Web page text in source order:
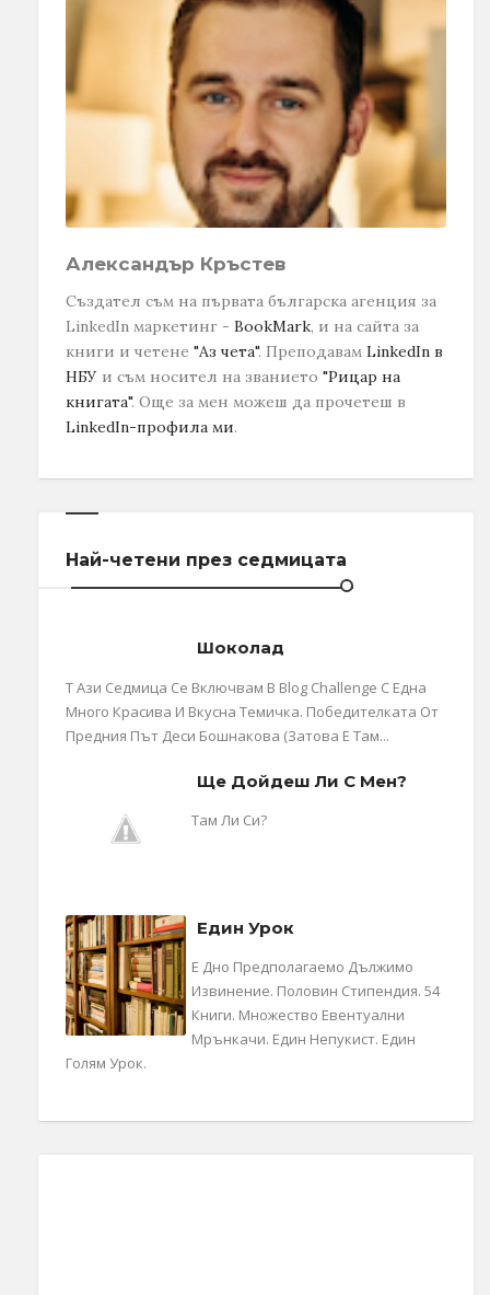
Александър Кръстев
Създател съм на първата българска агенция за
LinkedIn маркетинг - BookMark, и на сайта за
книги и четене "Аз чета". Преподавам LinkedIn в
НБУ и съм носител на званието "Рицар на
книгата". Още за мен можеш да прочетеш в
LinkedIn-профила ми.
Най-четени през седмицата
Шоколад
Т Ази Седмица Се Включвам В Blog Challenge С Една
Много Красива И Вкусна Темичка. Победителката От
Предния Път Деси Бошнакова (затова Е Там...
Ще Дойдеш Ли С Мен?
Там Ли Си?
Един Урок
Е Дно Предполагаемо Дължимо
Извинение. Половин Стипендия. 54
Книги. Множество Евентуални
Мрънкачи. Един Непукист. Един
Голям Урок.